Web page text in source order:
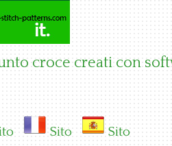
croce creati con
Sito Sito